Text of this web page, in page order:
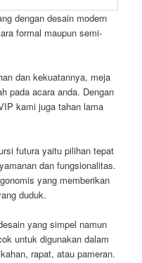
dengan desain modern
formal maupun semi-
dan kekuatannya, meja
pada acara anda. Dengan
kami juga tahan lama
futura yaitu pilihan tepat
dan fungsionalitas.
yang memberikan
duduk.
yang simpel namun
untuk digunakan dalam
rapat, atau pameran.